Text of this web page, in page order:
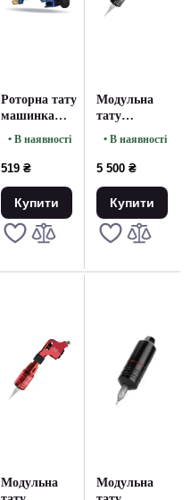
Роторна тату
машинка
Rotary
• В наявності
519 ₴
Купити
Модульна
тату
машинка
• В наявності
5 500 ₴
Купити
Модульна
Модульна